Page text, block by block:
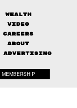
Wealth
Video
Careers
About
ADVERTISING
MEMBERSHIP